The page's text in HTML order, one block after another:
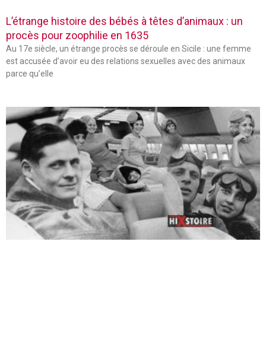
L’étrange histoire des bébés à têtes d’animaux : un
procès pour zoophilie en 1635
Au 17e siècle, un étrange procès se déroule en Sicile : une femme
est accusée d’avoir eu des relations sexuelles avec des animaux
parce qu’elle